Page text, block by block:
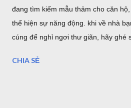
đang tìm kiếm mẫu thảm cho căn
thể hiện sự năng động. khi về nhà
cúng để nghỉ ngơi thư giãn, hãy ghé
thảm hiện đại i0071 Trong xu hướng
CHIA SẺ